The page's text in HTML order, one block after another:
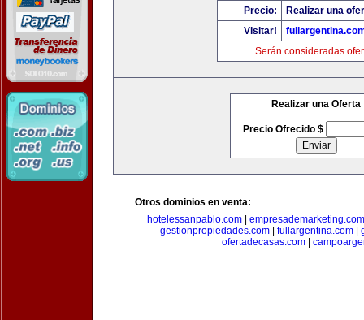
Precio:
Realizar una
Visitar!
Serán consideradas
Realizar una Oferta
Precio Ofrecido $
Otros dominios en venta:
hotelessanpablo.com| empresademarketing.com
gestionpropiedades.com
fullargentina.com
ofertadecasas.com|